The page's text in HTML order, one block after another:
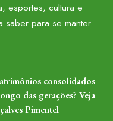
esportes, cultura e
saber para se manter
consolidados
das gerações? Veja
Pimentel